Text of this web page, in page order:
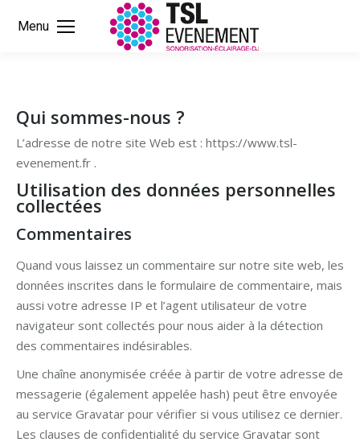
Menu
Qui sommes-nous ?
L’adresse de notre site Web est : https://www.tsl-
evenement.fr .
Utilisation des données personnelles
collectées
Commentaires
Quand vous laissez un commentaire sur notre site web, les
données inscrites dans le formulaire de commentaire, mais
aussi votre adresse IP et l’agent utilisateur de votre
navigateur sont collectés pour nous aider à la détection
des commentaires indésirables.
Une chaîne anonymisée créée à partir de votre adresse de
messagerie (également appelée hash) peut être envoyée
au service Gravatar pour vérifier si vous utilisez ce dernier.
Les clauses de confidentialité du service Gravatar sont